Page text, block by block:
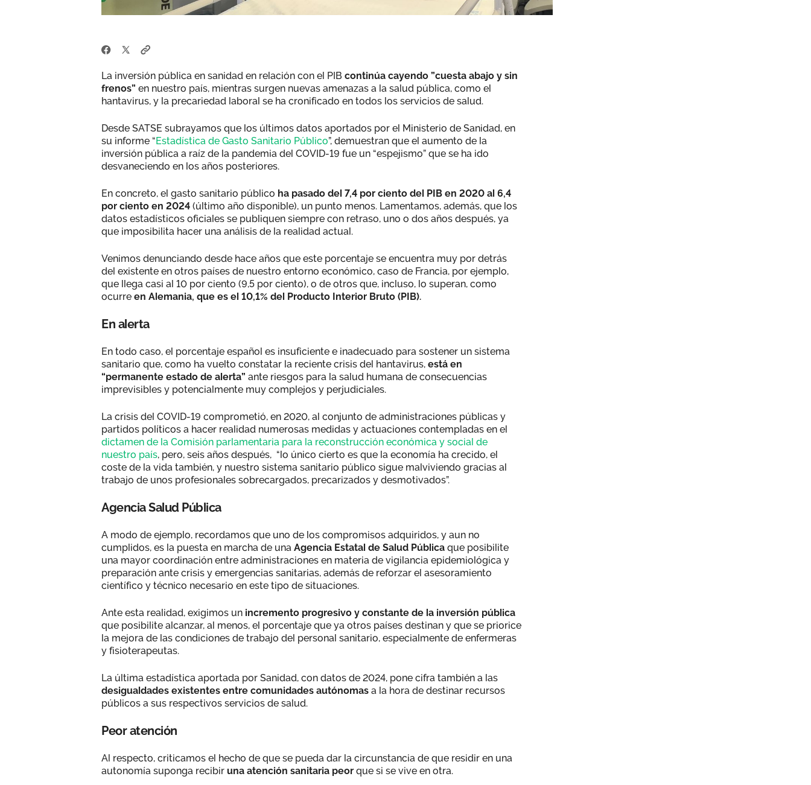
La inversión pública en sanidad en relación con el PIB continúa cayendo ”cuesta abajo y sin
frenos” en nuestro país, mientras surgen nuevas amenazas a la salud pública, como el
hantavirus, y la precariedad laboral se ha cronificado en todos los servicios de salud.
Desde SATSE subrayamos que los últimos datos aportados por el Ministerio de Sanidad, en
su informe “Estadística de Gasto Sanitario Público”, demuestran que el aumento de la
inversión pública a raíz de la pandemia del COVID-19 fue un “espejismo” que se ha ido
desvaneciendo en los años posteriores.
En concreto, el gasto sanitario público ha pasado del 7,4 por ciento del PIB en 2020 al 6,4
por ciento en 2024 (último año disponible), un punto menos. Lamentamos, además, que los
datos estadísticos oficiales se publiquen siempre con retraso, uno o dos años después, ya
que imposibilita hacer una análisis de la realidad actual.
Venimos denunciando desde hace años que este porcentaje se encuentra muy por detrás
del existente en otros países de nuestro entorno económico, caso de Francia, por ejemplo,
que llega casi al 10 por ciento (9,5 por ciento), o de otros que, incluso, lo superan, como
ocurre en Alemania, que es el 10,1% del Producto Interior Bruto (PIB).
En alerta
En todo caso, el porcentaje español es insuficiente e inadecuado para sostener un sistema
sanitario que, como ha vuelto constatar la reciente crisis del hantavirus, está en
“permanente estado de alerta” ante riesgos para la salud humana de consecuencias
imprevisibles y potencialmente muy complejos y perjudiciales.
La crisis del COVID-19 comprometió, en 2020, al conjunto de administraciones públicas y
partidos políticos a hacer realidad numerosas medidas y actuaciones contempladas en el
dictamen de la Comisión parlamentaria para la reconstrucción económica y social de
nuestro país, pero, seis años después, “lo único cierto es que la economía ha crecido, el
coste de la vida también, y nuestro sistema sanitario público sigue malviviendo gracias al
trabajo de unos profesionales sobrecargados, precarizados y desmotivados”.
Agencia Salud Pública
A modo de ejemplo, recordamos que uno de los compromisos adquiridos, y aun no
cumplidos, es la puesta en marcha de una Agencia Estatal de Salud Pública que posibilite
una mayor coordinación entre administraciones en materia de vigilancia epidemiológica y
preparación ante crisis y emergencias sanitarias, además de reforzar el asesoramiento
científico y técnico necesario en este tipo de situaciones.
Ante esta realidad, exigimos un incremento progresivo y constante de la inversión pública
que posibilite alcanzar, al menos, el porcentaje que ya otros países destinan y que se priorice
la mejora de las condiciones de trabajo del personal sanitario, especialmente de enfermeras
y fisioterapeutas.
La última estadística aportada por Sanidad, con datos de 2024, pone cifra también a las
desigualdades existentes entre comunidades autónomas a la hora de destinar recursos
públicos a sus respectivos servicios de salud.
Peor atención
Al respecto, criticamos el hecho de que se pueda dar la circunstancia de que residir en una
autonomía suponga recibir una atención sanitaria peor que si se vive en otra.